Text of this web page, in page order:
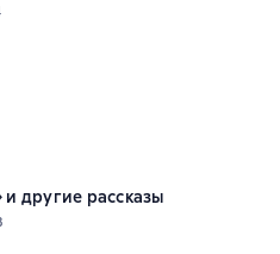
рейтинг 4,7 на основе 44 оценок
другие рассказы